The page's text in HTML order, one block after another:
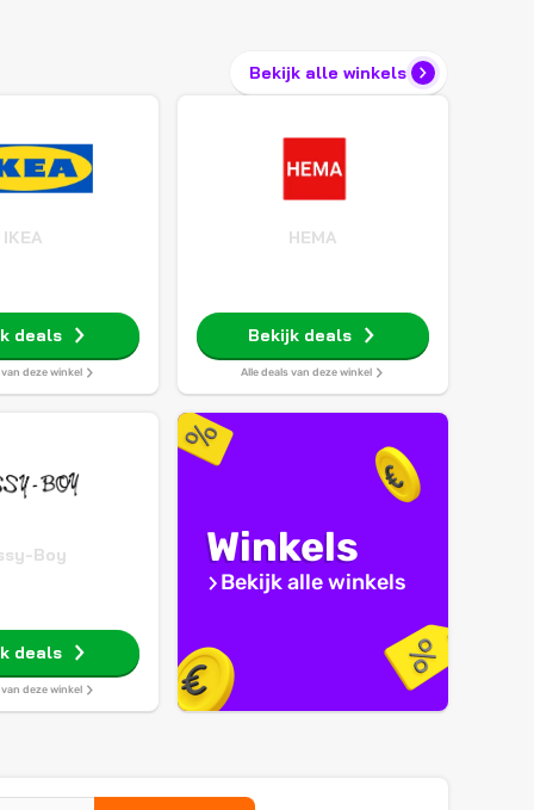
Bekijk alle winkels
IKEA
deals
van deze winkel
HEMA
Bekijk deals
Alle deals van deze winkel
Boy
deals
van deze winkel
Winkels
Bekijk alle winkels